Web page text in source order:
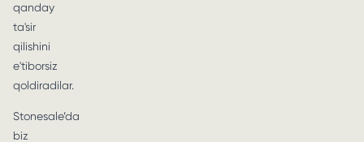
qanday
ta'sir
qilishini
e'tiborsiz
qoldiradilar.
Stonesale’da
biz